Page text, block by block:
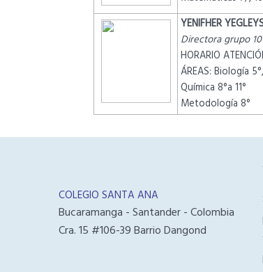
YENIFHER
Directora grupo 10
HORARIO
ÁREAS: Biología
Química 8°a 11°
Metodología 8°
COLEGIO SANTA ANA
Bucaramanga - Santander - Colombia
Cra. 15 #106-39 Barrio Dangond